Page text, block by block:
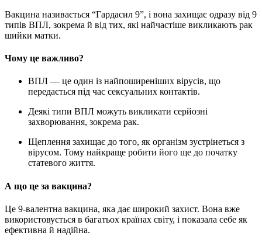
Вакцина називається “Гардасил 9”, і вона захищає одразу від 9
типів ВПЛ, зокрема й від тих, які найчастіше викликають рак
шийки матки.
Чому це важливо?
ВПЛ — це один із найпоширеніших вірусів, що
передається під час сексуальних контактів.
Деякі типи ВПЛ можуть викликати серйозні
захворювання, зокрема рак.
Щеплення захищає до того, як організм зустрінеться з
вірусом. Тому найкраще робити його ще до початку
статевого життя.
А що це за вакцина?
Це 9-валентна вакцина, яка дає широкий захист. Вона вже
використовується в багатьох країнах світу, і показала себе як
ефективна й надійна.